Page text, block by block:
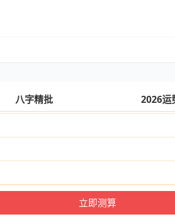
八字精批 2026运